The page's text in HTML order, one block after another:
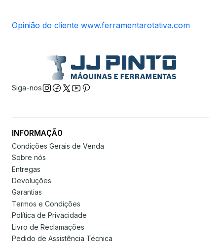
Opinião do cliente www.ferramentarotativa.com
Siga-nos
INFORMAÇÃO
Condições Gerais de Venda
Sobre nós
Entregas
Devoluções
Garantias
Termos e Condições
Política de Privacidade
Livro de Reclamações
Pedido de Assistência Técnica